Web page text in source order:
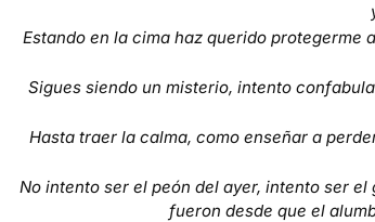
Estando en la cima haz querido protegerme
Sigues siendo un misterio, intento
Hasta traer la calma, como enseñar a
No intento ser el peón del ayer, intento ser
fueron desde que el